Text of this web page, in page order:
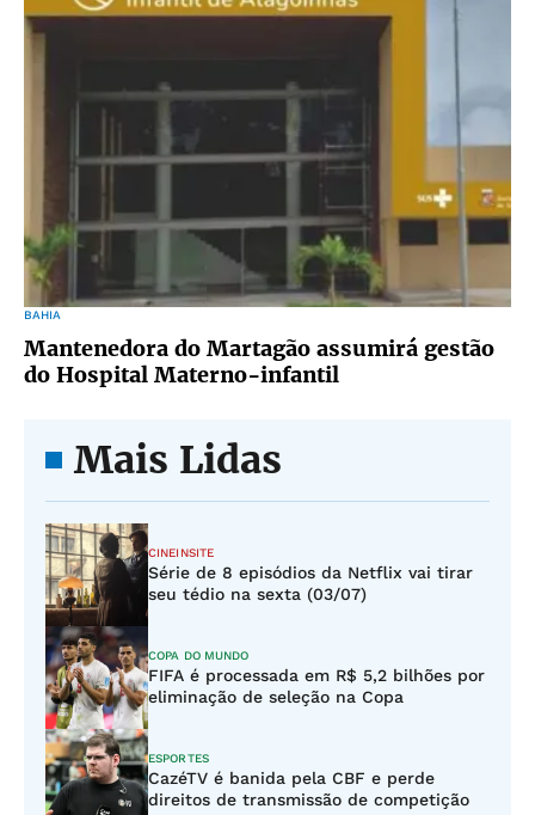
BAHIA
Mantenedora do Martagão assumirá gestão
do Hospital Materno-infantil
Mais Lidas
CINEINSITE
Série de 8 episódios da Netflix vai tirar
seu tédio na sexta (03/07)
COPA DO MUNDO
FIFA é processada em R$ 5,2 bilhões por
eliminação de seleção na Copa
ESPORTES
CazéTV é banida pela CBF e perde
direitos de transmissão de competição